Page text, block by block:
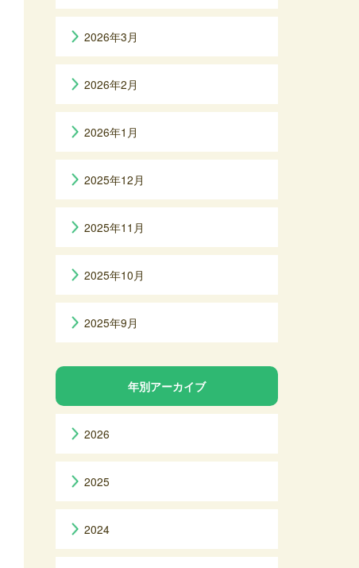
2026年3月
2026年2月
2026年1月
2025年12月
2025年11月
2025年10月
2025年9月
年別アーカイブ
2026
2025
2024